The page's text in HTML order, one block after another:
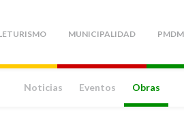
MUNICIPALIDAD PMDM
Noticias Eventos Obras